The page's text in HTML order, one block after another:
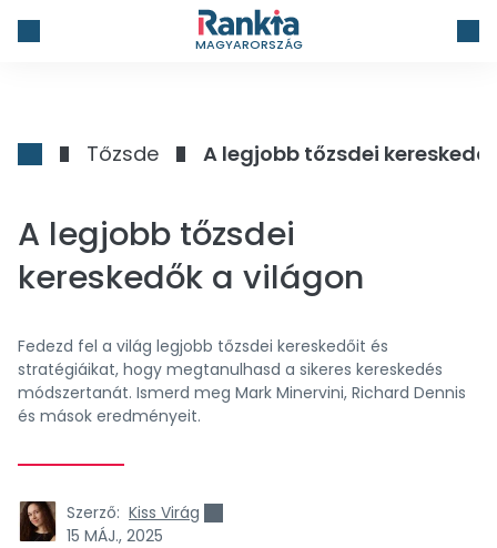
MAGYARORSZÁG
Tőzsde A legjobb tőzsdei
A legjobb tőzsdei
kereskedők a világon
Fedezd fel a világ legjobb tőzsdei kereskedőit és
stratégiáikat, hogy megtanulhasd a sikeres kereskedés
módszertanát. Ismerd meg Mark Minervini, Richard Dennis
és mások eredményeit.
Szerző: Kiss Virág
15 MÁJ., 2025